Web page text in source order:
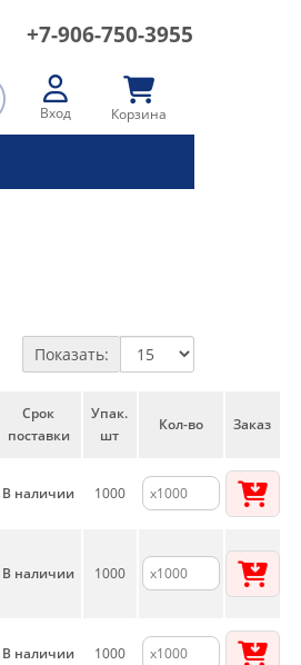
+7-906-750-3955
Вход Корзина
Показать:
Срок
поставки
Упак.
шт
Кол-во Заказ
В наличии 1000
В наличии 1000
В наличии 1000